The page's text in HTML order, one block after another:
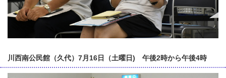
川西南公民館（久代）7月16日（土曜日) 午後2時から午後4時